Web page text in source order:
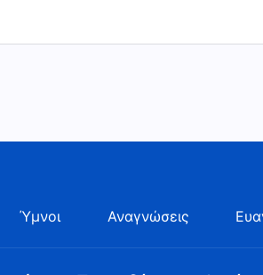
Ύμνοι Αναγνώσεις